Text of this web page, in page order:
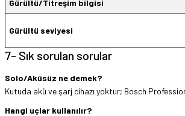
Gürültü/Titreşim bilgisi
Gürültü seviyesi
7- Sık sorulan sorular
Solo/Aküsüz ne demek?
Kutuda akü ve şarj cihazı yoktur; Bosch
Hangi uçlar kullanılır?